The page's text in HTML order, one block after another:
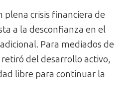
plena crisis financiera de
a la desconfianza en el
Para mediados de
del desarrollo activo,
libre para continuar la